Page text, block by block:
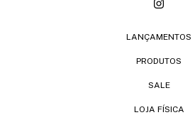
LANÇAMENTOS
PRODUTOS
SALE
LOJA FÍSICA